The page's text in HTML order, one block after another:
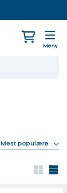
Meny
Mest populære